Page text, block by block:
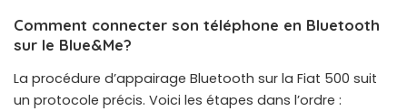
Comment connecter son téléphone en Bluetooth
sur le Blue&Me?
La procédure d’appairage Bluetooth sur la Fiat 500 suit
un protocole précis. Voici les étapes dans l’ordre :